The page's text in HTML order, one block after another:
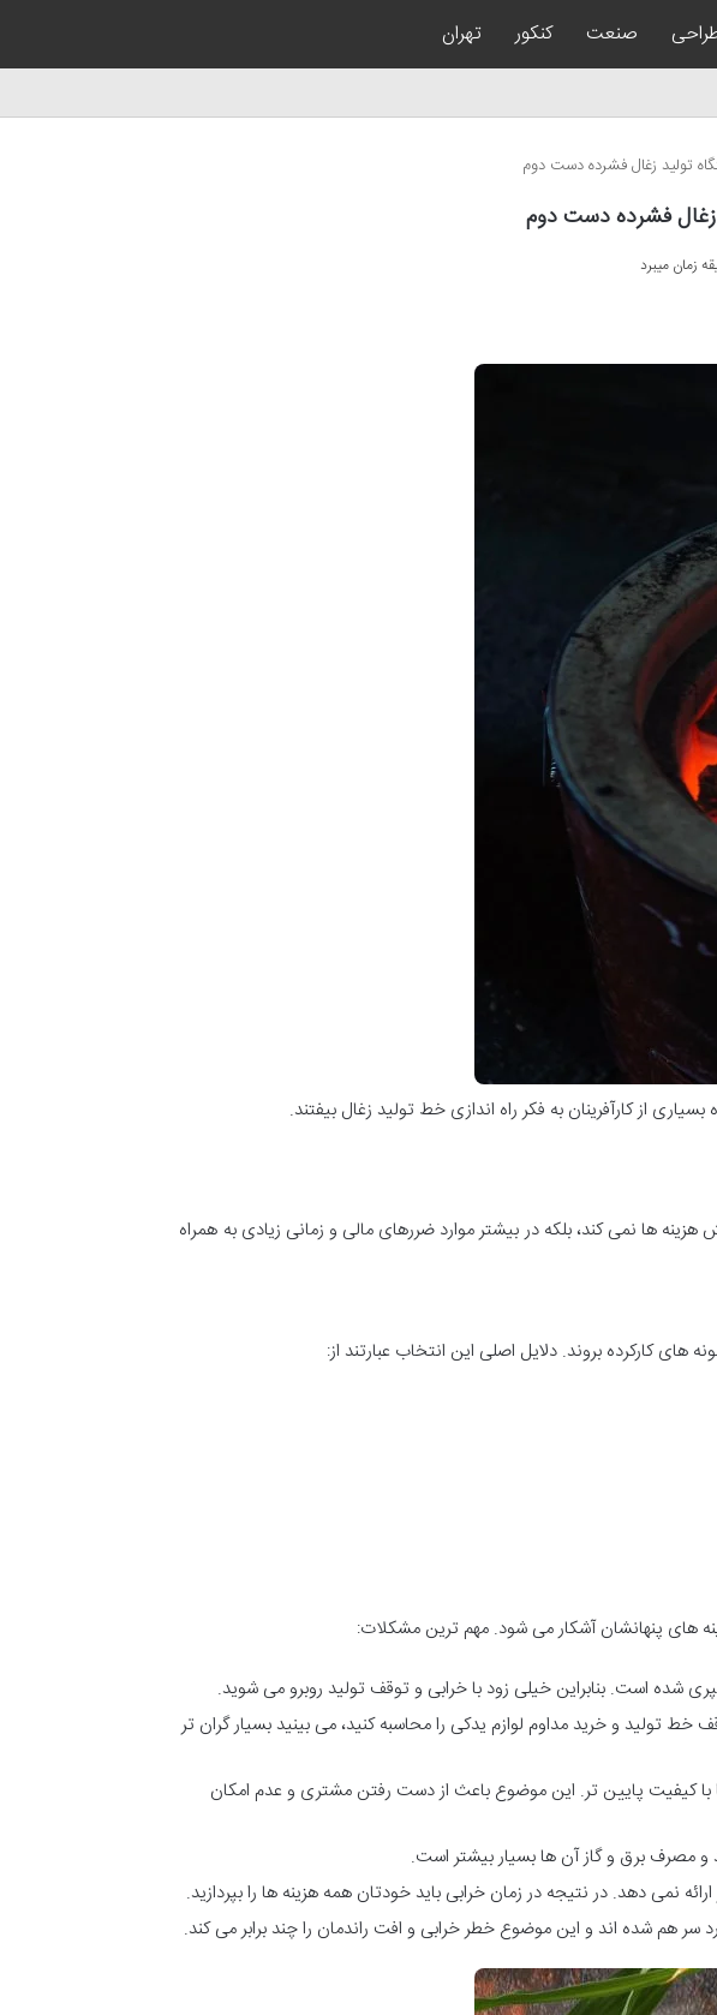
صنعت کنکور تهران
تولید زغال فشرده دست دوم
زغال فشرده دست دوم
از کارآفرینان به فکر راه اندازی خط تولید زغال بیفتند.
ها نمی کند، بلکه در بیشتر موارد ضررهای مالی و زمانی زیادی به همراه
کارکرده بروند. دلایل اصلی این انتخاب عبارتند از:
های پنهانشان آشکار می شود. مهم ترین مشکلات:
شده است. بنابراین خیلی زود با خرابی و توقف تولید روبرو می شوید.
تولید و خرید مداوم لوازم یدکی را محاسبه کنید، می بینید بسیار گران تر
کیفیت پایین تر. این موضوع باعث از دست رفتن مشتری و عدم امکان
و مصرف برق و گاز آن ها بسیار بیشتر است.
نمی دهد. در نتیجه در زمان خرابی باید خودتان همه هزینه ها را بپردازید.
هم شده اند و این موضوع خطر خرابی و افت راندمان را چند برابر می کند.